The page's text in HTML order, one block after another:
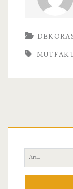
Yan
Menü
Ara: